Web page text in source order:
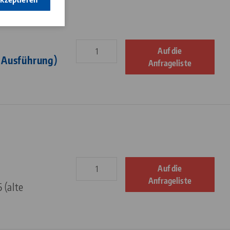
Auf die
Anfrageliste
(alte
Auf die
Anfrageliste